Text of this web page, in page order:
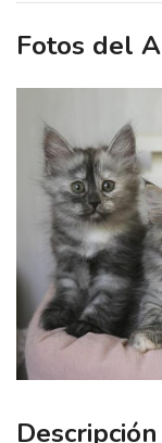
Fotos del